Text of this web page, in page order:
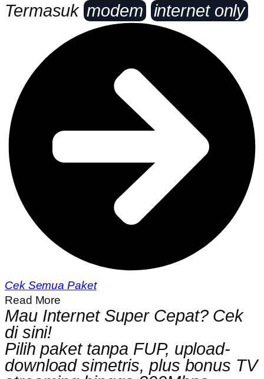
Termasukmodem internet only
Cek Semua Paket
Read More
Mau Internet Super Cepat? Cek
di sini!
Pilih paket tanpa FUP, upload-
download simetris, plus bonus TV